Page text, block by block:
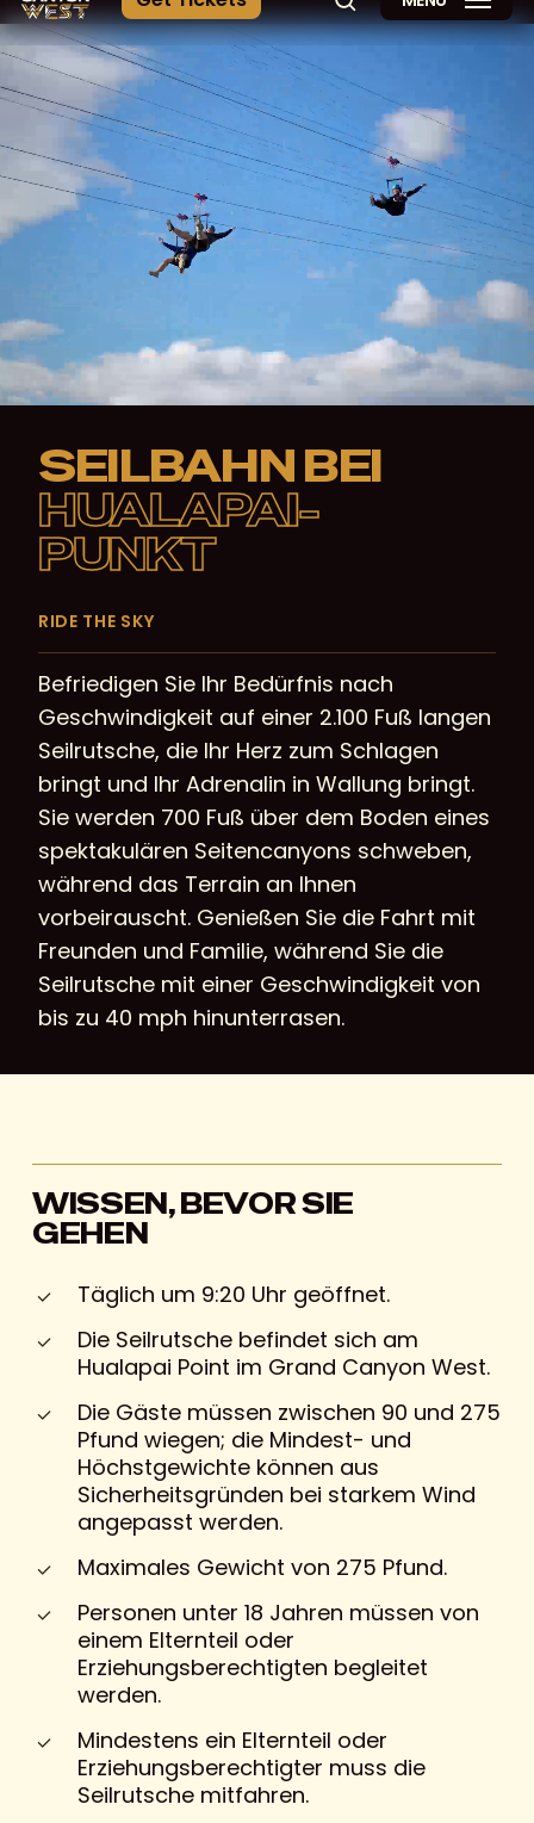
Suche
SEILBAHN BEI
HUALAPAI-
PUNKT
RIDE THE SKY
Befriedigen Sie Ihr Bedürfnis nach
Geschwindigkeit auf einer 2.100 Fuß langen
Seilrutsche, die Ihr Herz zum Schlagen
bringt und Ihr Adrenalin in Wallung bringt.
Sie werden 700 Fuß über dem Boden eines
spektakulären Seitencanyons schweben,
während das Terrain an Ihnen
vorbeirauscht. Genießen Sie die Fahrt mit
Freunden und Familie, während Sie die
Seilrutsche mit einer Geschwindigkeit von
bis zu 40 mph hinunterrasen.
WISSEN, BEVOR SIE
GEHEN
Täglich um 9:20 Uhr geöffnet.
Die Seilrutsche befindet sich am
Hualapai Point im Grand Canyon West.
Die Gäste müssen zwischen 90 und 275
Pfund wiegen; die Mindest- und
Höchstgewichte können aus
Sicherheitsgründen bei starkem Wind
angepasst werden.
Maximales Gewicht von 275 Pfund.
Personen unter 18 Jahren müssen von
einem Elternteil oder
Erziehungsberechtigten begleitet
werden.
Mindestens ein Elternteil oder
Erziehungsberechtigter muss die
Seilrutsche mitfahren.